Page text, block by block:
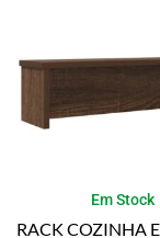
Em Stock